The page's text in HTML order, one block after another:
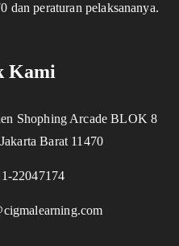
dan peraturan pelaksananya.
Kami
Shophing Arcade BLOK 8
Barat 11470
22047174